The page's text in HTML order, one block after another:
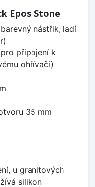
Epos Stone
nástřik, ladí
připojení k
ohřívači)
35 mm
u granitových
silikon